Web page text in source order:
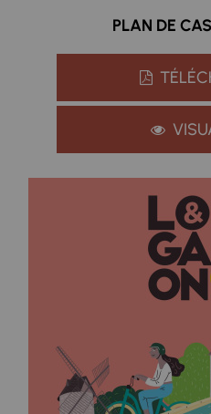
PLAN DE